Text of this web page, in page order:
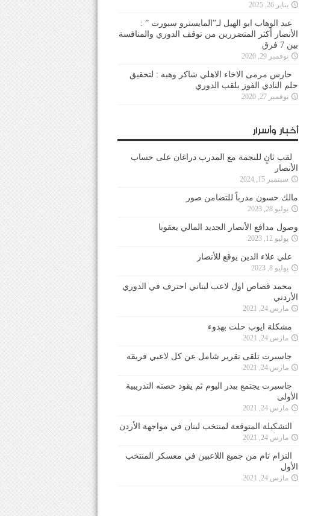
يناير 26, 2025
عبد الوهاب ابو الهيل لـ”المايسترو سبورت ” :
الأنصار أكثر المتضررين من توقف الدوري والمنافسة
بين 7 فرق
نوفمبر 29, 2020
حارس مرمى الاخاء الاهلي شاكر وهبه : لتحقيق
حلم النادي الفوز بلقب الدوري
نوفمبر 27, 2020
أخبار وأسرار
لقب ثانٍ للنجمة مع المدرب دراغان على حساب
الأنصار
سبتمبر 15, 2024
مالك حسون مدرباً للتضامن صور
يوليو 28, 2023
وصول مدافع الأنصار الجديد المالي يعقوبا
يوليو 12, 2023
علي علاء الدين يوقع للأنصار
يوليو 8, 2023
محمد قصاص اول لاعب لبناني احترف في الدوري
الأردني
مارس 24, 2021
مشكلة ايوب حلت بهدوء
مارس 24, 2021
جاسبرت تلقى تقرير شامل عن كل لاعبي فريقه
مارس 24, 2021
جاسبرت يجتمع ببدر اليوم ثم يقود حصته التدريبية
الأولى
مارس 24, 2021
التشكيلة المتوقعة لمنتخب لبنان في مواجهة الأردن
مارس 24, 2021
التزام تام من جميع اللاعبين في معسكر المنتخب
الأول
مارس 24, 2021